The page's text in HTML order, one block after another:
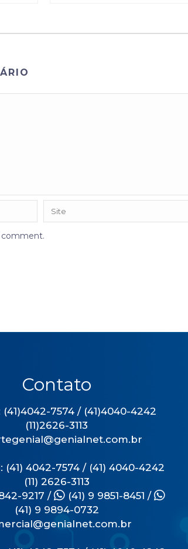
comment.
Contato
7574 / (41)4040-4242
(11)2626-3113
(41) 4042-7574 / (41) 4040-4242
(11) 2626-3113
9217 / (41) 9 9851-8451 /
(41) 9 9894-0732